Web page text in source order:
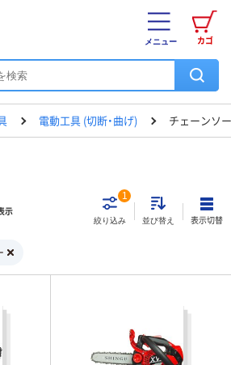
カゴ
メニュー
電動工具 (切断・曲げ) チェーンソー
示
絞り込み
1
並び替え 表示切替